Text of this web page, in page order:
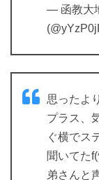
— 函教大
思ったよ
プラス、
ぐ横でス
聞いてた
弟さんと